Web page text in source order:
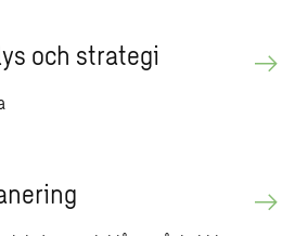
och stra­te­gi